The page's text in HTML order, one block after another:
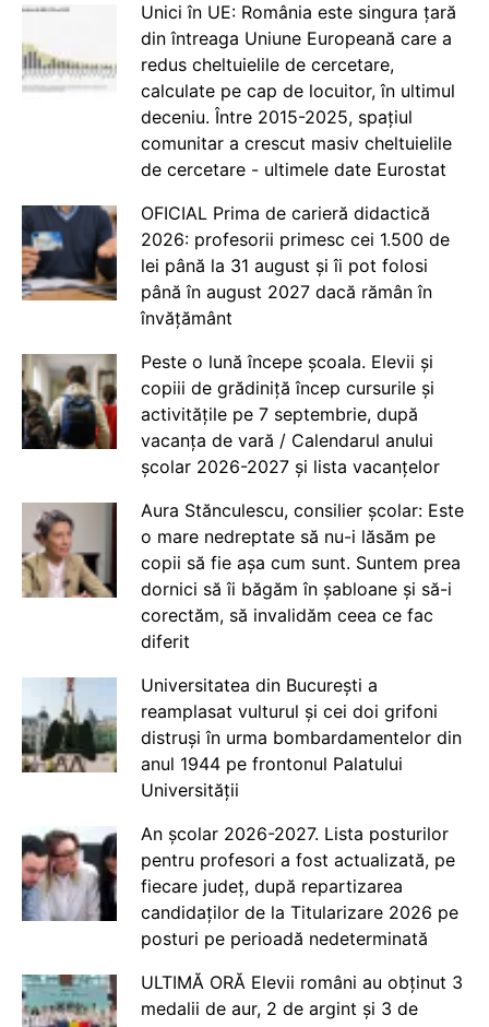
Unici în UE: România este singura țară
din întreaga Uniune Europeană care a
redus cheltuielile de cercetare,
calculate pe cap de locuitor, în ultimul
deceniu. Între 2015-2025, spațiul
comunitar a crescut masiv cheltuielile
de cercetare - ultimele date Eurostat
OFICIAL Prima de carieră didactică
2026: profesorii primesc cei 1.500 de
lei până la 31 august și îi pot folosi
până în august 2027 dacă rămân în
învățământ
Peste o lună începe școala. Elevii și
copiii de grădiniță încep cursurile și
activitățile pe 7 septembrie, după
vacanța de vară / Calendarul anului
școlar 2026-2027 și lista vacanțelor
Aura Stănculescu, consilier școlar: Este
o mare nedreptate să nu-i lăsăm pe
copii să fie așa cum sunt. Suntem prea
dornici să îi băgăm în șabloane și să-i
corectăm, să invalidăm ceea ce fac
diferit
Universitatea din București a
reamplasat vulturul și cei doi grifoni
distruși în urma bombardamentelor din
anul 1944 pe frontonul Palatului
Universității
An școlar 2026-2027. Lista posturilor
pentru profesori a fost actualizată, pe
fiecare județ, după repartizarea
candidaților de la Titularizare 2026 pe
posturi pe perioadă nedeterminată
ULTIMĂ ORĂ Elevii români au obținut 3
medalii de aur, 2 de argint și 3 de